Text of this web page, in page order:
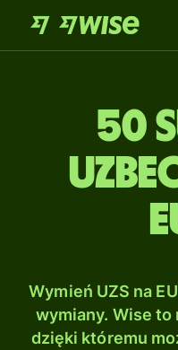
50
Wymień UZS na
wymiany. Wise
dzięki któremu